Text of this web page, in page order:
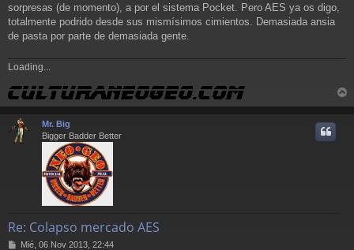
sorpresas (de momento), a por el sistema Pocket. Pero AES ya os digo,
totalmente podrido desde sus mismísimos cimientos. Demasiada ansia
de pasta por parte de demasiada gente.
Loading...
r
Mr. Big
Bigger Badder Better
Re: Colapso mercado AES
MMié, 06 Nov 2013, 22:44